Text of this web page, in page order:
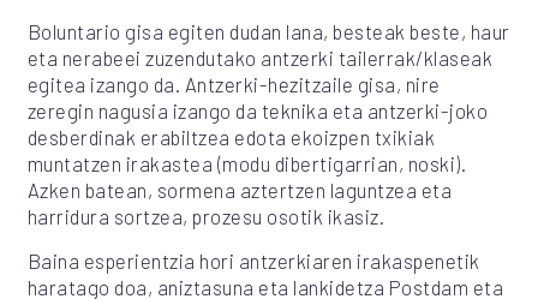
Boluntario gisa egiten dudan lana, besteak beste, haur
eta nerabeei zuzendutako antzerki tailerrak/klaseak
egitea izango da. Antzerki-hezitzaile gisa, nire
zeregin nagusia izango da teknika eta antzerki-joko
desberdinak erabiltzea edota ekoizpen txikiak
muntatzen irakastea (modu dibertigarrian, noski).
Azken batean, sormena aztertzen laguntzea eta
harridura sortzea, prozesu osotik ikasiz.
Baina esperientzia hori antzerkiaren irakaspenetik
haratago doa, aniztasuna eta lankidetza Postdam eta